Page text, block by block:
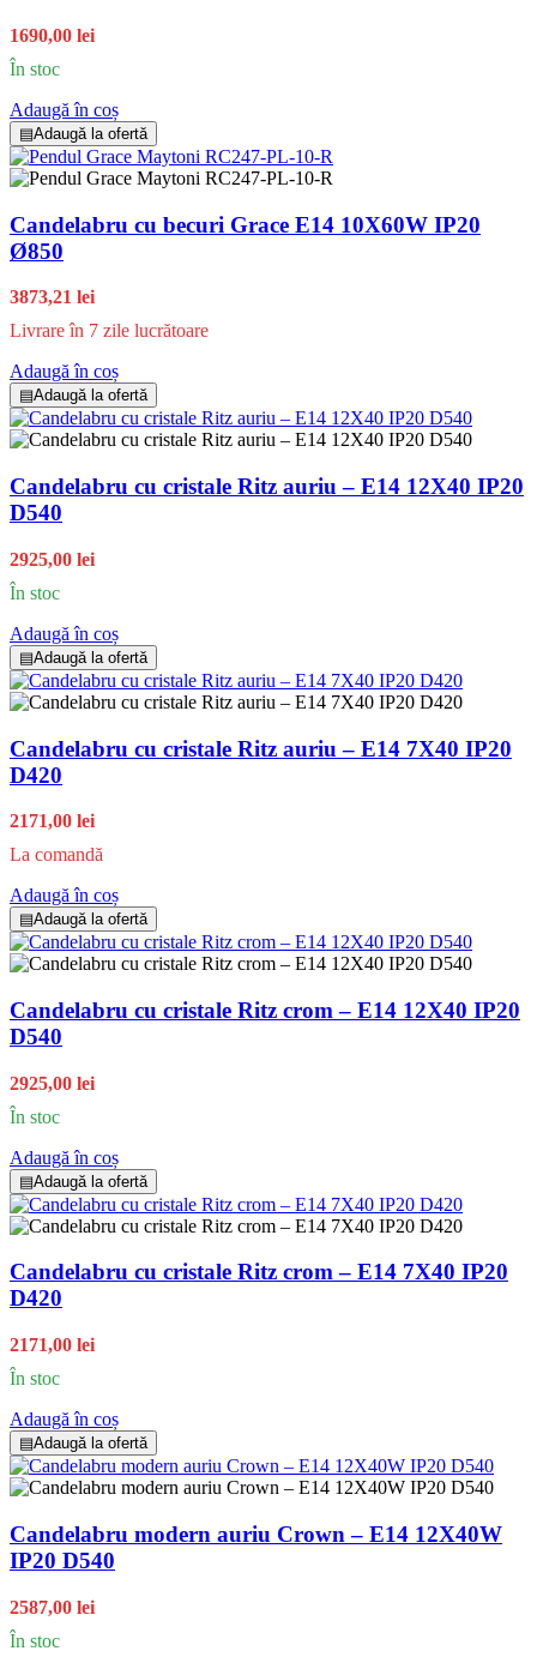
1690,00 lei
În stoc
Adaugă în coș
▤Adaugă la ofertă
Candelabru cu becuri Grace E14 10X60W IP20
Ø850
3873,21 lei
Livrare în 7 zile lucrătoare
Adaugă în coș
▤Adaugă la ofertă
Candelabru cu cristale Ritz auriu – E14 12X40 IP20
D540
2925,00 lei
În stoc
Adaugă în coș
▤Adaugă la ofertă
Candelabru cu cristale Ritz auriu – E14 7X40 IP20
D420
2171,00 lei
La comandă
Adaugă în coș
▤Adaugă la ofertă
Candelabru cu cristale Ritz crom – E14 12X40 IP20
D540
2925,00 lei
În stoc
Adaugă în coș
▤Adaugă la ofertă
Candelabru cu cristale Ritz crom – E14 7X40 IP20
D420
2171,00 lei
În stoc
Adaugă în coș
▤Adaugă la ofertă
Candelabru modern auriu Crown – E14 12X40W
IP20 D540
2587,00 lei
În stoc